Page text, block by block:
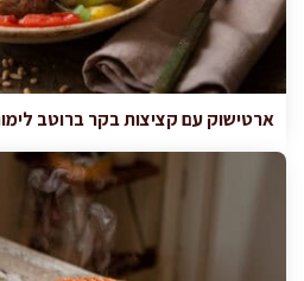
ארטישוק עם קציצות בקר ברוטב